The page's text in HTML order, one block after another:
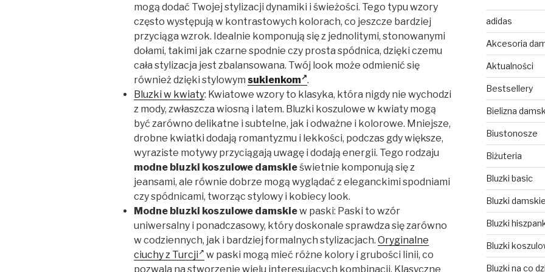
mogą dodać Twojej stylizacji dynamiki i świeżości. Tego typu wzory
często występują w kontrastowych kolorach, co jeszcze bardziej
przyciąga wzrok. Idealnie komponują się z jednolitymi, stonowanymi
dołami, takimi jak czarne spodnie czy prosta spódnica, dzięki czemu
cała stylizacja jest zbalansowana. Twój look może odmienić się
również dzięki stylowym sukienkom .
Bluzki w kwiaty: Kwiatowe wzory to klasyka, która nigdy nie wychodzi
z mody, zwłaszcza wiosną i latem. Bluzki koszulowe w kwiaty mogą
być zarówno delikatne i subtelne, jak i odważne i kolorowe. Mniejsze,
drobne kwiatki dodają romantyzmu i lekkości, podczas gdy większe,
wyraziste motywy przyciągają uwagę i dodają energii. Tego rodzaju
modne bluzki koszulowe damskieświetnie komponują się z
jeansami, ale równie dobrze mogą wyglądać z eleganckimi spodniami
czy spódnicami, tworząc stylowy i kobiecy look.
Modne bluzki koszulowe damskiew paski: Paski to wzór
uniwersalny i ponadczasowy, który doskonale sprawdza się zarówno
w codziennych, jak i bardziej formalnych stylizacjach. Oryginalne
ciuchy z Turcji
w paski mogą mieć różne kolory i grubości linii, co
pozwala na stworzenie wielu interesujących kombinacji. Klasyczne
adidas
Akcesoria
Aktualności
Bestsellery
Bielizna
Biustonosze
Biżuteria
Bluzki basic
Bluzki damskie
Bluzki
Bluzki
Bluzki na co